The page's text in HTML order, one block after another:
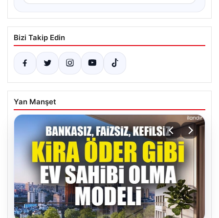
Bizi Takip Edin
Yan Manşet